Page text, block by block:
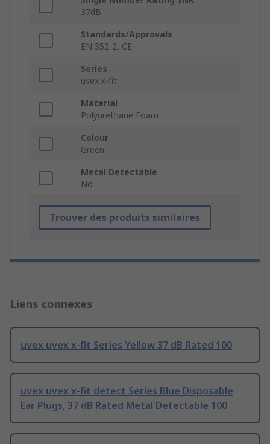
37dB
Standards/Approvals
EN 352-2, CE
Series
uvex x-fit
Material
Polyurethane Foam
Colour
Green
Metal Detectable
No
Trouver des produits similaires
Liens connexes
uvex uvex x-fit Series Yellow 37 dB Rated 100
uvex uvex x-fit detect Series Blue Disposable
Ear Plugs, 37 dB Rated Metal Detectable 100